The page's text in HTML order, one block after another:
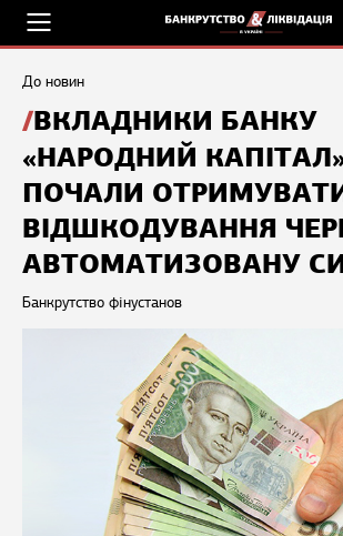
До новин
ВКЛАДНИКИ БАНКУ
«НАРОДНИЙ
ПОЧАЛИ
ВІДШКОДУВАННЯ
АВТОМАТИЗОВАНУ
Банкрутство фінустанов